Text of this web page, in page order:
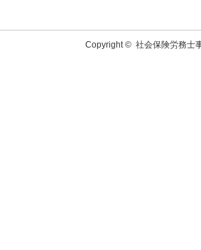
Copyright © 社会保険労務士